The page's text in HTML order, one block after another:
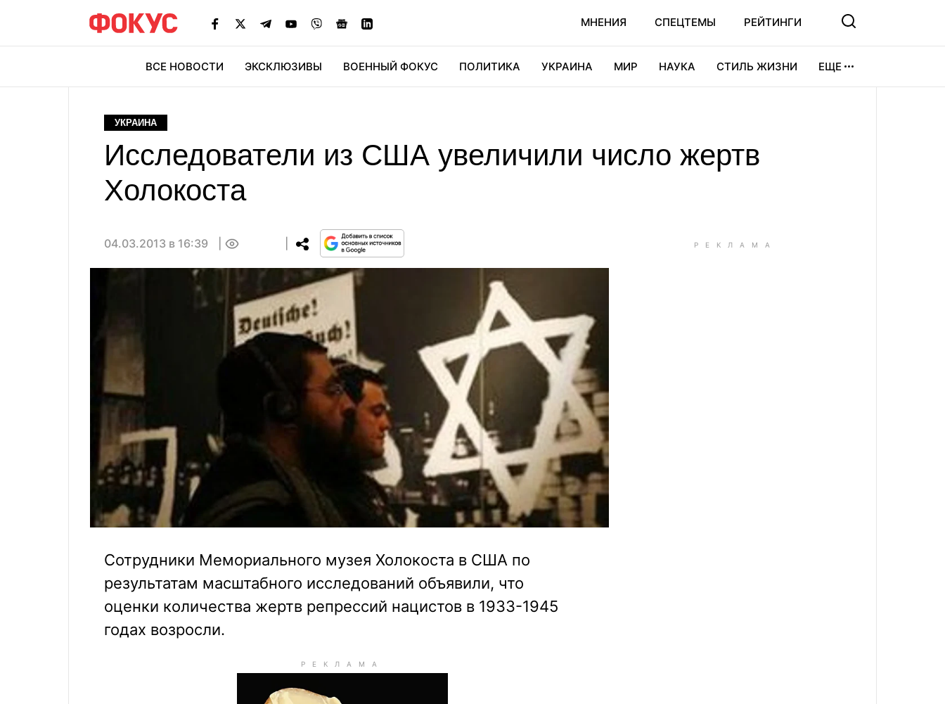
МНЕНИЯ СПЕЦТЕМЫ РЕЙТИНГИ
ВСЕ НОВОСТИ ЭКСКЛЮЗИВЫ ВОЕННЫЙ ФОКУС ПОЛИТИКА УКРАИНА МИР НАУКА СТИЛЬ ЖИЗНИ ЕЩЕ
УКРАИНА
Исследователи из США увеличили число жертв
Холокоста
04.03.2013 в 16:39
Сотрудники Мемориального музея Холокоста в США по
результатам масштабного исследований объявили, что
оценки количества жертв репрессий нацистов в 1933-1945
годах возросли.